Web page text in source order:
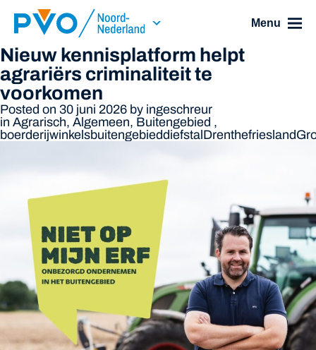
Skip Navigation or Skip to Content
Menu
Nieuw kennisplatform helpt
agrariërs criminaliteit te
voorkomen
Posted on 30 juni 2026 by ingeschreur
in Agrarisch, Algemeen, Buitengebied ,
boerderijwinkelsbuitengebieddiefstal Drenthefriesland